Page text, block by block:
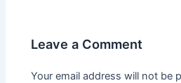
Leave a Comment
Your email address will not be